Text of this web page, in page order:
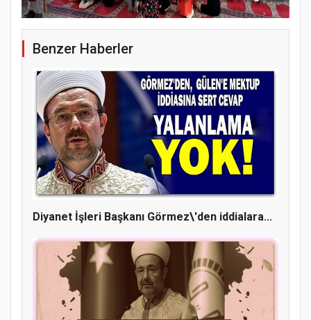
Benzer Haberler
Diyanet İşleri Başkanı Görmez\'den iddialara...